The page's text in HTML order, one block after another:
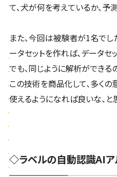
て、犬が何を考えているか、予
また、今回は被験者が1名で
ータセットを作れば、データ
でも、同じように解析ができる
この技術を商品化して、多く
使えるようになれば良いな、と
◇ラベルの自動認識AIア